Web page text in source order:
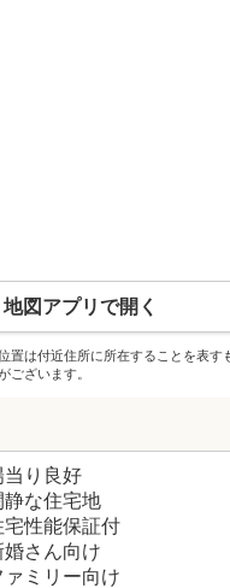
地図アプリで開く
置は付近住所に所在することを表す
ございます。
当り良好
静な住宅地
宅性能保証付
婚さん向け
ァミリー向け